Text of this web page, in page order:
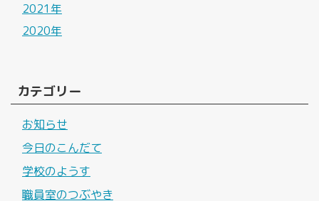
2021年
2020年
カテゴリー
お知らせ
今日のこんだて
学校のようす
職員室のつぶやき